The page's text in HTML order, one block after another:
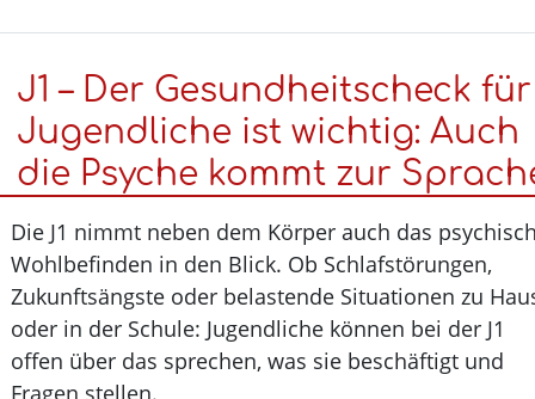
Takotsubo-
Syndrom
kann
zu
Herzschwäche
führen
J1 – Der Gesundheitscheck
Jugendliche ist wichtig:
die Psyche kommt zur
Die J1 nimmt neben dem Körper auch das
Wohlbefinden in den Blick. Ob Schlafstörungen,
Zukunftsängste oder belastende Situationen zu
oder in der Schule: Jugendliche können bei der J1
offen über das sprechen, was sie beschäftigt und
Fragen stellen.